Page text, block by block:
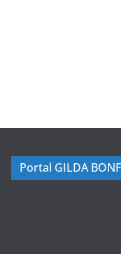
Portal GILDA